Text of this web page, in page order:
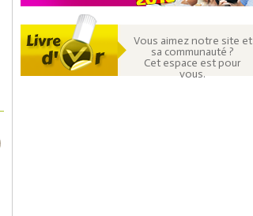
Vous aimez notre site et
sa communauté ?
Cet espace est pour
vous.